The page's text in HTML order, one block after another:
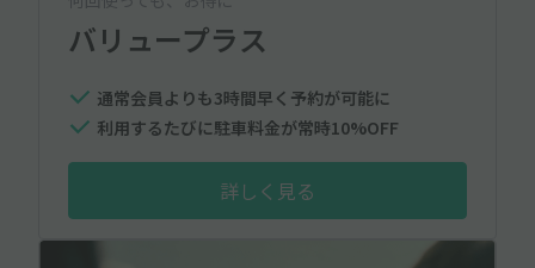
バリュープラス
通常会員よりも3時間早く予約が可能に
利用するたびに駐車料金が常時10%OFF
詳しく見る